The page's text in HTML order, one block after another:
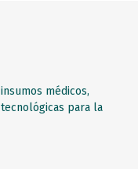
médicos,
para la